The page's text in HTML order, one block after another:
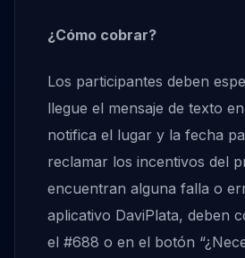
¿Cómo cobrar?
Los participantes deben
llegue el mensaje de texto
notifica el lugar y la fecha
reclamar los incentivos del
encuentran alguna falla o
aplicativo DaviPlata, deben
el #688 o en el botón